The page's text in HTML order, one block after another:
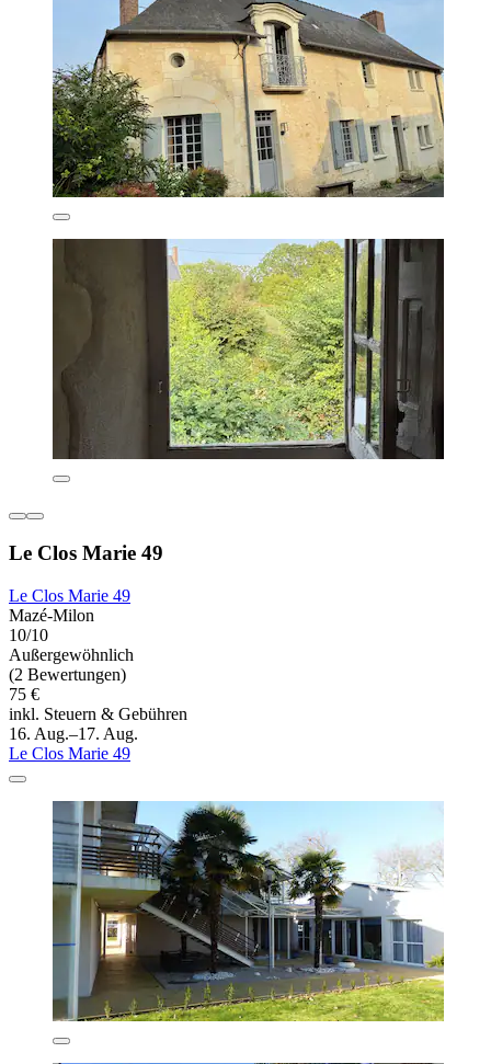
Le Clos Marie 49
Le Clos Marie 49
Mazé-Milon
10/10
Außergewöhnlich
(2 Bewertungen)
75 €
inkl. Steuern & Gebühren
16. Aug.–17. Aug.
Le Clos Marie 49